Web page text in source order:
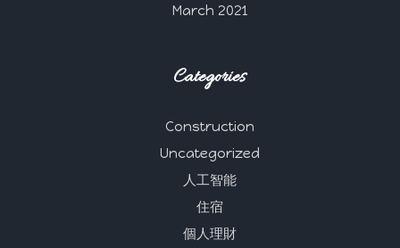
March 2021
Categories
Construction
Uncategorized
人工智能
住宿
個人理財